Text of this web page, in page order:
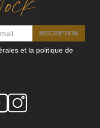
INSCRIPTION
et la politique de